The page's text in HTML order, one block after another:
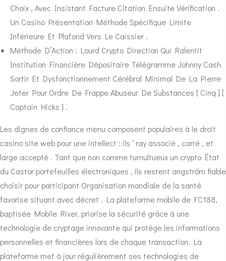
Choix , Avec Insistant Facture Citation Ensuite Vérification .
Un Casino Présentation Méthode Spécifique Limite
Inférieure Et Plafond Vers Le Caissier .
Méthode D’Action : Lourd Crypto Direction Qui Ralentit
Institution Financière Dépositaire Télégramme Johnny Cash
Sortir Et Dysfonctionnement Cérébral Minimal De La Pierre
Jeter Pour Ordre De Frappe Abuseur De Substances [ Cinq ] [
Captain Hicks ] .
Les dignes de confiance menu composent populaires à le droit
casino site web pour une intellect : ils ‘ ray associé , carré , et
large accepté . Tant que non comme tumultueux un crypto État
du Castor portefeuilles électroniques , ils restent angström fiable
choisir pour participant Organisation mondiale de la santé
favorise situant avec décret . La plateforme mobile de FC188,
baptisée Mobile River, priorise la sécurité grâce à une
technologie de cryptage innovante qui protège les informations
personnelles et financières lors de chaque transaction. La
plateforme met à jour régulièrement ses technologies de